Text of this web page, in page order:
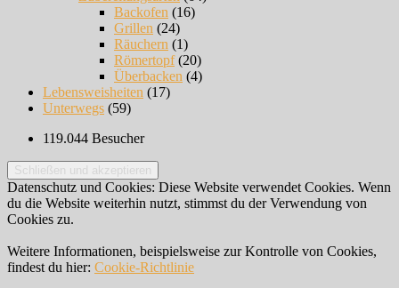
Backofen (16)
Grillen (24)
Räuchern (1)
Römertopf(20)
Überbacken (4)
Lebensweisheiten (17)
Unterwegs (59)
119.044 Besucher
Datenschutz und Cookies: Diese Website verwendet Cookies. Wenn
du die Website weiterhin nutzt, stimmst du der Verwendung von
Cookies zu.
Weitere Informationen, beispielsweise zur Kontrolle von Cookies,
findest du hier: Cookie-Richtlinie